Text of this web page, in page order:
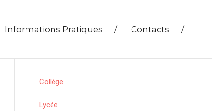
Informations Pratiques / Contacts /
Collège
Lycée